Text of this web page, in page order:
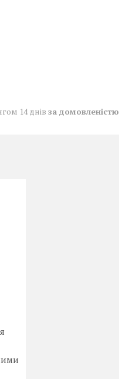
14 днів за домовленістю